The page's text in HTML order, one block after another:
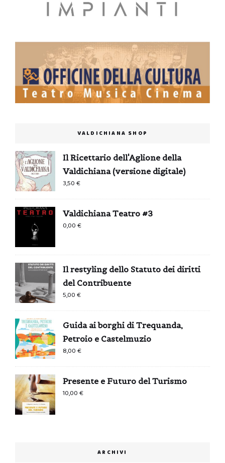
VALDICHIANA SHOP
Il Ricettario dell'Aglione della
Valdichiana (versione digitale)
3,50€
Valdichiana Teatro #3
0,00€
Il restyling dello Statuto dei diritti
del Contribuente
5,00€
Guida ai borghi di Trequanda,
Petroio e Castelmuzio
8,00€
Presente e Futuro del Turismo
10,00€
ARCHIVI